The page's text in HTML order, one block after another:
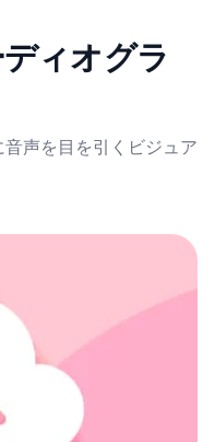
ィオグラ
声を目を引くビジュア